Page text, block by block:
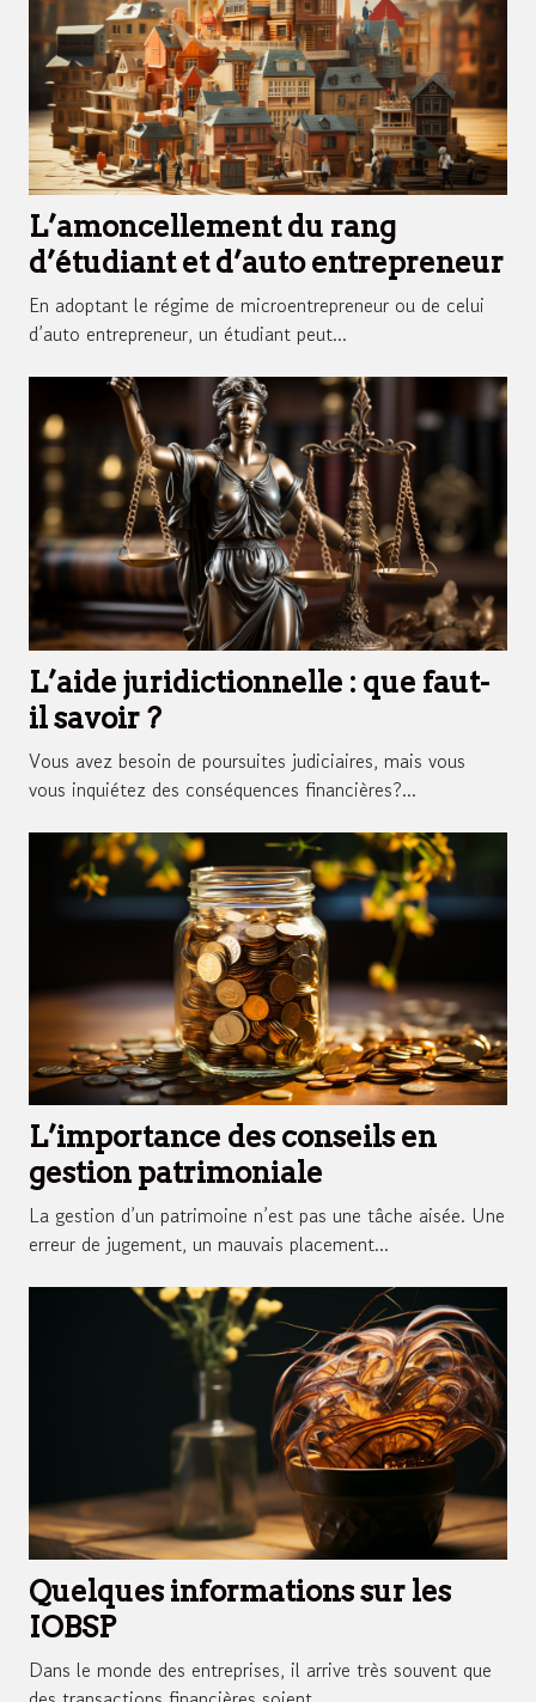
L’amoncellement du rang
d’étudiant et d’auto entrepreneur
En adoptant le régime de microentrepreneur ou de celui
d’auto entrepreneur, un étudiant peut...
L’aide juridictionnelle : que faut-
il savoir ?
Vous avez besoin de poursuites judiciaires, mais vous
vous inquiétez des conséquences financières?...
L’importance des conseils en
gestion patrimoniale
La gestion d’un patrimoine n’est pas une tâche aisée. Une
erreur de jugement, un mauvais placement...
Quelques informations sur les
IOBSP
Dans le monde des entreprises, il arrive très souvent que